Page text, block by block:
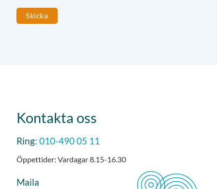
Kontakta oss
Ring: 010-490 05 11
Öppettider: Vardagar 8.15-16.30
Maila